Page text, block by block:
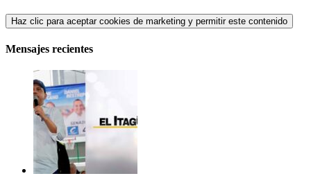
Haz clic para aceptar cookies de marketing y permitir este contenido
Mensajes recientes